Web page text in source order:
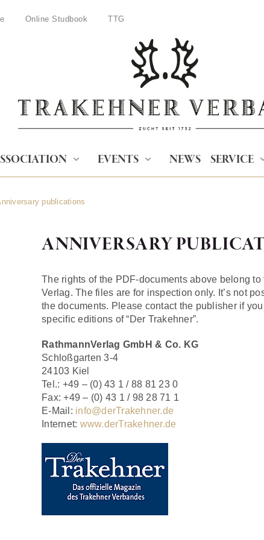
Online Studbook TTG
EVENTS NEWS SERVICE
publications
ANNIVERSARY
The rights of the PDF-documents above belong to
Verlag. The files are for inspection only. It’s not
the documents. Please contact the publisher if
specific editions of “Der Trakehner”.
RathmannVerlag GmbH & Co. KG
Schloßgarten 3-4
24103 Kiel
Tel.: +49 – (0) 43 1 / 88 81 23 0
Fax: +49 – (0) 43 1 / 98 28 71 1
E-Mail: info@derTrakehner.de
Internet: www.derTrakehner.de